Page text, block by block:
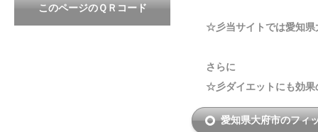
☆彡当サイトでは愛知県
さらに
☆彡ダイエットにも効
愛知県大府市のフィ
このページのＱＲコード